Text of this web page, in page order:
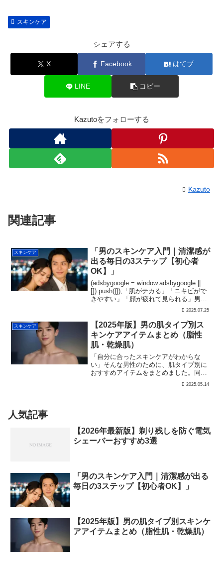
c
e
o
ail
Li
n
k
スキンケア
シェアする
X Facebook はてブ
LINE コピー
Kazutoをフォローする
Kazuto
関連記事
スキンケア
「男のスキンケア入門｜清潔感が
出る毎日の3ステップ【初心者
OK】」
(adsbygoogle = window.adsbygoogle ||
[]).push({});「肌がテカる」「ニキビがで
きやすい」「顔が疲れて見られる」男性
の肌は女性よりも皮脂分泌が多く、毛穴
ありま...
2025.07.25
スキンケア
【2025年版】男の肌タイプ別ス
キンケアアイテムまとめ（脂性
肌・乾燥肌）
「自分に合ったスキンケアがわからな
い」そんな男性のために、肌タイプ別に
おすすめアイテムをまとめました。同じ
男性でも、「脂性肌（オイリー肌）」と
2025.05.14
人気記事
【2026年最新版】剃り残しを防ぐ電気
シェーバーおすすめ3選
「男のスキンケア入門｜清潔感が出る
毎日の3ステップ【初心者OK】」
【2025年版】男の肌タイプ別スキンケ
アアイテムまとめ（脂性肌・乾燥肌）